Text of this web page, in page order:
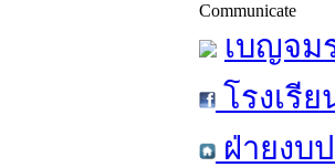
Communicate
เบญจม
โรงเรี
ฝ่ายงบ